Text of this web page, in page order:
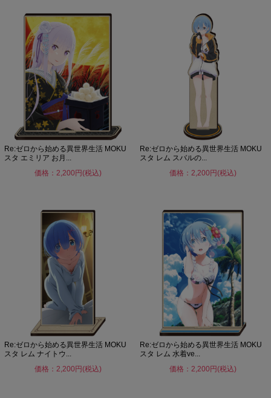
Re:ゼロから始める異世界生活 MOKU
スタ エミリア お月...
価格：2,200円(税込)
Re:ゼロから始める異世界生活 MOKU
スタ レム スバルの...
価格：2,200円(税込)
Re:ゼロから始める異世界生活 MOKU
スタ レム ナイトウ...
価格：2,200円(税込)
Re:ゼロから始める異世界生活 MOKU
スタ レム 水着ve...
価格：2,200円(税込)